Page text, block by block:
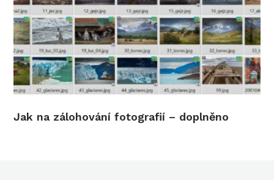
Jak na zálohování fotografií – doplněno